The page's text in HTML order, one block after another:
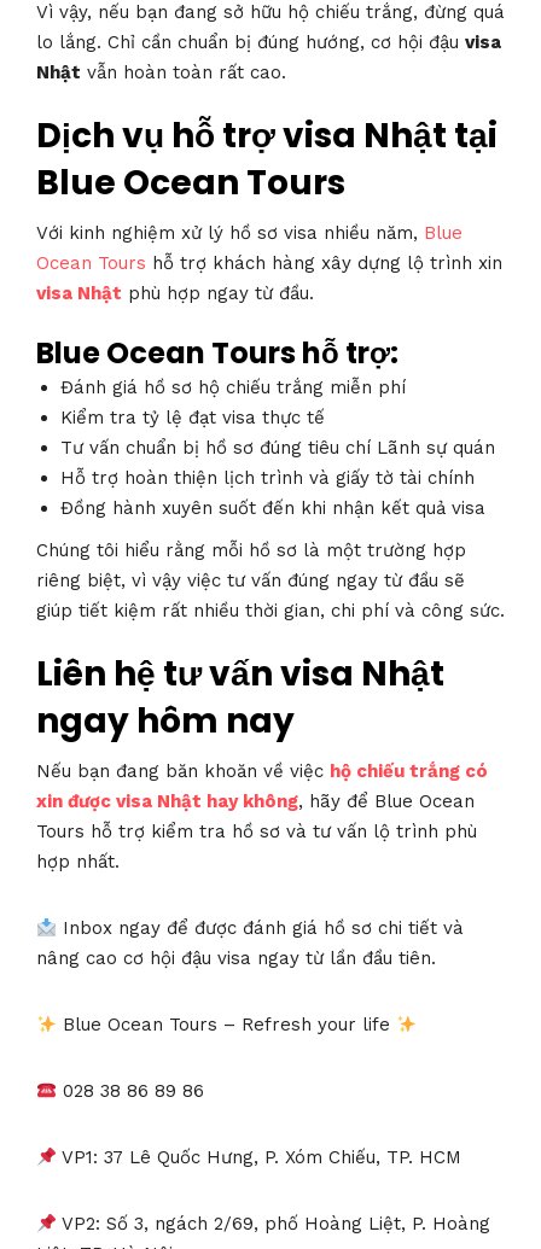
Vì vậy, nếu bạn đang sở hữu hộ chiếu trắng, đừng quá
lo lắng. Chỉ cần chuẩn bị đúng hướng, cơ hội đậu visa
Nhật vẫn hoàn toàn rất cao.
Dịch vụ hỗ trợ visa Nhật tại
Blue Ocean Tours
Với kinh nghiệm xử lý hồ sơ visa nhiều năm, Blue
Ocean Tours hỗ trợ khách hàng xây dựng lộ trình xin
visa Nhật phù hợp ngay từ đầu.
Blue Ocean Tours hỗ trợ:
Đánh giá hồ sơ hộ chiếu trắng miễn phí
Kiểm tra tỷ lệ đạt visa thực tế
Tư vấn chuẩn bị hồ sơ đúng tiêu chí Lãnh sự quán
Hỗ trợ hoàn thiện lịch trình và giấy tờ tài chính
Đồng hành xuyên suốt đến khi nhận kết quả visa
Chúng tôi hiểu rằng mỗi hồ sơ là một trường hợp
riêng biệt, vì vậy việc tư vấn đúng ngay từ đầu sẽ
giúp tiết kiệm rất nhiều thời gian, chi phí và công sức.
Liên hệ tư vấn visa Nhật
ngay hôm nay
Nếu bạn đang băn khoăn về việc hộ chiếu trắng có
xin được visa Nhật hay không, hãy để Blue Ocean
Tours hỗ trợ kiểm tra hồ sơ và tư vấn lộ trình phù
hợp nhất.
Inbox ngay để được đánh giá hồ sơ chi tiết và
nâng cao cơ hội đậu visa ngay từ lần đầu tiên.
Blue Ocean Tours – Refresh your life
028 38 86 89 86
VP1: 37 Lê Quốc Hưng, P. Xóm Chiếu, TP. HCM
VP2: Số 3, ngách 2/69, phố Hoàng Liệt, P. Hoàng